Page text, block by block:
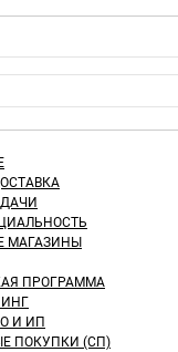
МАГАЗИНЫ
ПРОГРАММА
И ИП
ПОКУПКИ (СП)